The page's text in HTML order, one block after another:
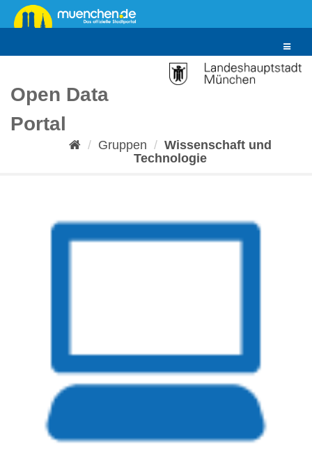
Überspringen
zum
Toggle
Open Data
Portal
Gruppen
Wissenschaft und
Technologie